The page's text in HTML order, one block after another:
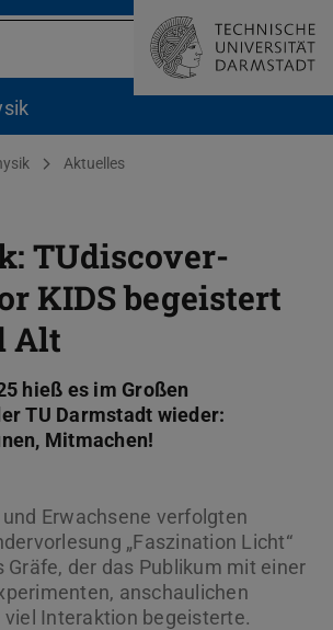
Aktuelles
TUdiscover-
KIDS begeistert
Alt
hieß es im Großen
TU Darmstadt wieder:
Mitmachen!
Erwachsene verfolgten
„Faszination Licht“
Gräfe, der das Publikum mit einer
anschaulichen
viel Interaktion begeisterte.